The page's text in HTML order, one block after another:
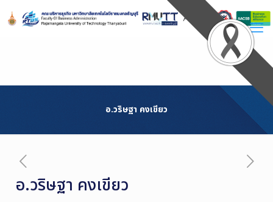
Content
อ.วริษฐา คงเขียว
อ.วริษฐา คงเขียว